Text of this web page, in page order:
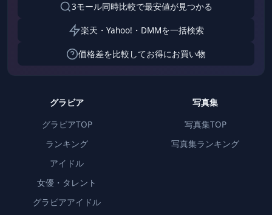
3モール同時比較で最安値が見つかる
楽天・Yahoo!・DMMを一括検索
価格差を比較してお得にお買い物
グラビア
グラビアTOP
ランキング
アイドル
女優・タレント
グラビアアイドル
写真集
写真集TOP
写真集ランキング